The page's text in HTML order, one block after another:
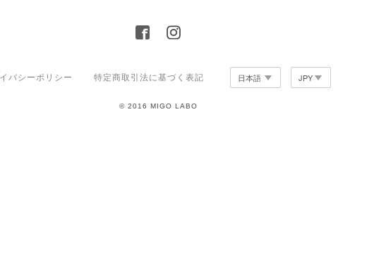
バシーポリシー 特定商取引法に基づく表記
© 2016 MIGO LABO